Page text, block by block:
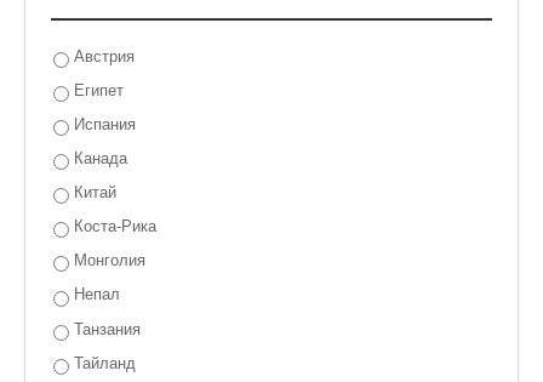
Австрия
Египет
Испания
Канада
Китай
Коста-Рика
Монголия
Непал
Танзания
Тайланд